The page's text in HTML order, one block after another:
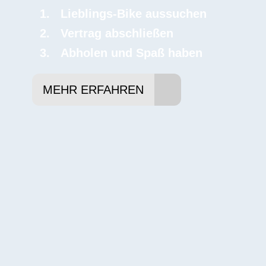
Lieblings-Bike aussuchen
Vertrag abschließen
Abholen und Spaß haben
MEHR ERFAHREN